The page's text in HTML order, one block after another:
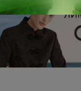
Удобные
воздушные